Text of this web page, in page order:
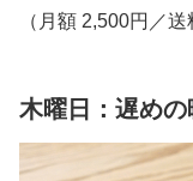
（月額 2,500円／
木曜日：遅め